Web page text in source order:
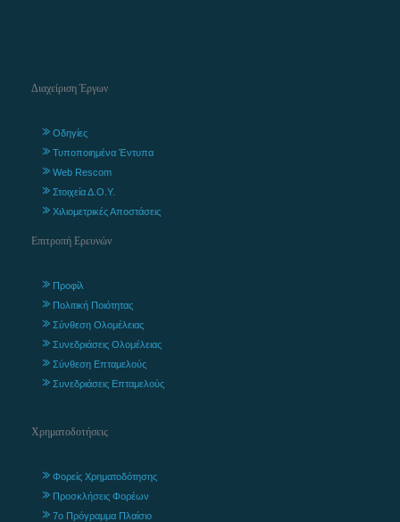
Διαχείριση Έργων
Οδηγίες
Τυποποιημένα Έντυπα
Web Rescom
Στοιχεία Δ.Ο.Υ.
Χιλιομετρικές Αποστάσεις
Επιτροπή Ερευνών
Προφίλ
Πολιτική Ποιότητας
Σύνθεση Ολομέλειας
Συνεδριάσεις Ολομέλειας
Σύνθεση Επταμελούς
Συνεδριάσεις Επταμελούς
Χρηματοδοτήσεις
Φορείς Χρηματοδότησης
Προσκλήσεις Φορέων
7ο Πρόγραμμα Πλαίσιο